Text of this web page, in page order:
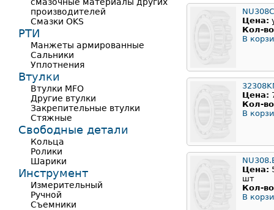
Цена:
Кол-
В
Цена:
Кол-
В
Цена:
шт
Кол-
В
производителей
Смазки OKS
РТИ
Манжеты армированные
Сальники
Уплотнения
Втулки
Втулки MFO
Другие втулки
Закрепительные втулки
Стяжные
Свободные детали
Кольца
Ролики
Шарики
Инструмент
Измерительный
Ручной
Съемники